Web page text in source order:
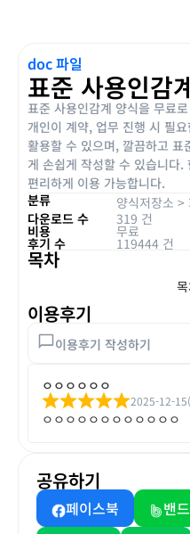
doc 파일
표준 사용인감
표준 사용인감계 양식을 무료
개인이 계약, 업무 진행 시 필
활용할 수 있으며, 깔끔하고
게 손쉽게 작성할 수 있습니다
편리하게 이용 가능합니다.
분류
양식저장소 >
다운로드 수
319 건
비용 무료
후기 수 119444 건
목차
이용후기
이용후기 작성하기
ㅇㅇㅇㅇㅇㅇ
2025-12-
ㅇㅇㅇㅇㅇㅇㅇㅇㅇㅇㅇㅇ
공유하기
페이스북 밴드